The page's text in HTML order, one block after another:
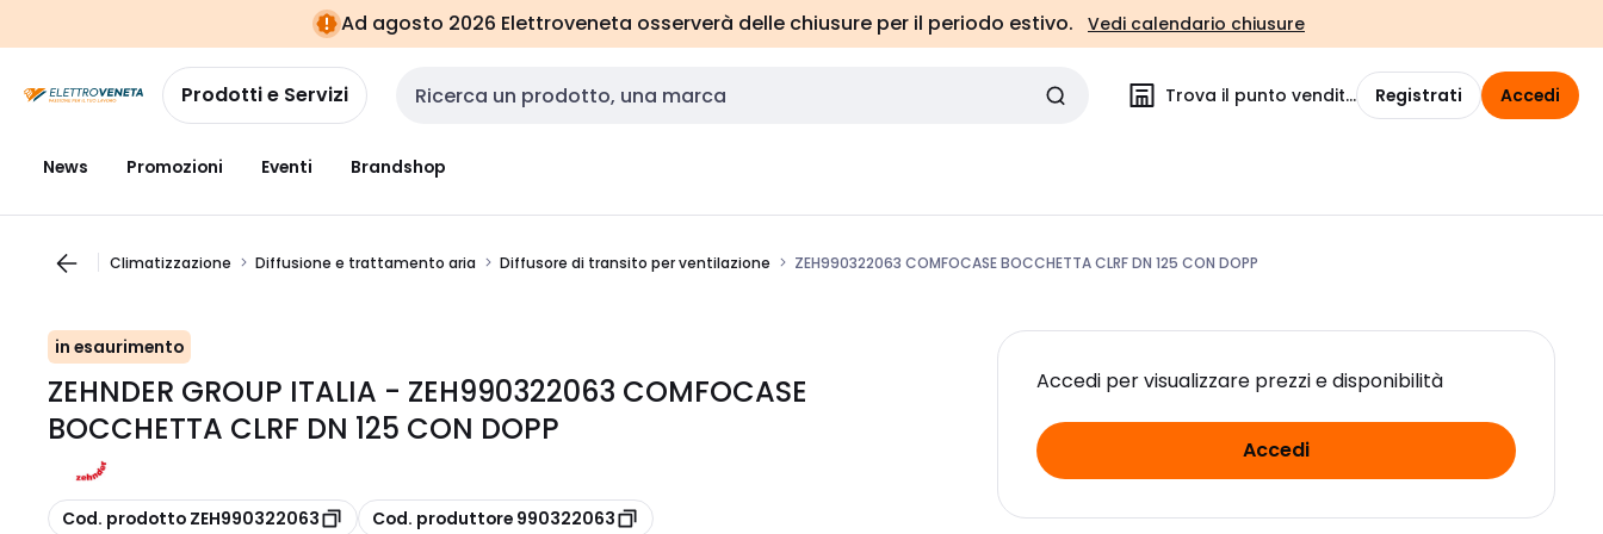
navigazionealla
pagina
Ad agosto 2026 Elettroveneta osserverà delle chiusure per il periodo estivo. Vedi calendario chiusure
Prodotti e Servizi Cerca input Trova il punto vendita Registrati Accedi
News Promozioni Eventi Brandshop
Climatizzazione Diffusione e trattamento aria Diffusore di transito per ventilazione ZEH990322063 COMFOCASE BOCCHETTA CLRF DN 125 CON DOPP
in esaurimento
ZEHNDER GROUP ITALIA - ZEH990322063 COMFOCASE
BOCCHETTA CLRF DN 125 CON DOPP
copia
Cod. prodotto ZEH990322063 copia
Cod. produttore 990322063
Accedi per visualizzare prezzi e disponibilità
Accedi